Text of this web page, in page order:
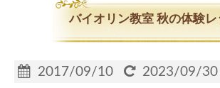
バイオリン教室 秋の体験レ
2017/09/10 2023/09/30